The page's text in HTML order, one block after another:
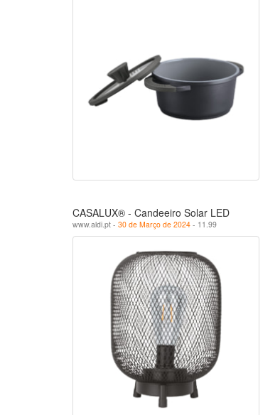
CASALUX® - Candeeiro Solar LED
www.aldi.pt - 30 de Março de 2024 - 11.99